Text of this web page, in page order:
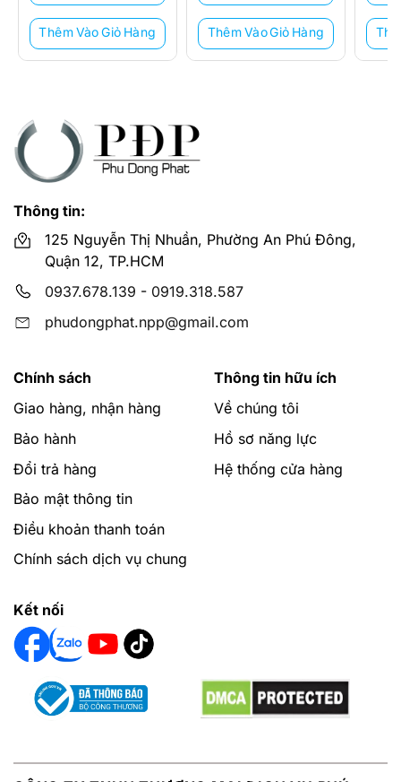
1.100.000 ₫.
Thêm Vào Giỏ Hàng
810.000 ₫.
Thêm Vào Giỏ Hàng
Thông tin:
125 Nguyễn Thị Nhuần, Phường An Phú Đông,
Quận 12, TP.HCM
0937.678.139 - 0919.318.587
phudongphat.npp@gmail.com
Chính sách
Giao hàng, nhận hàng
Bảo hành
Đổi trả hàng
Bảo mật thông tin
Điều khoản thanh toán
Chính sách dịch vụ chung
Thông tin hữu ích
Về chúng tôi
Hồ sơ năng lực
Hệ thống cửa hàng
Kết nối